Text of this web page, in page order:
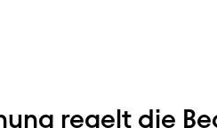
regelt die